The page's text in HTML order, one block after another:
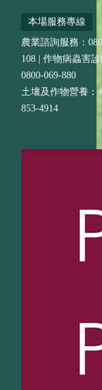
本場服務專線
農業諮詢服務：
108 | 作物病蟲害
0800-069-880
土壤及作物營養：
853-4914